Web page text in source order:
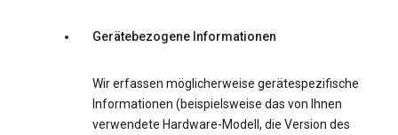
Gerätebezogene Informationen
Wir erfassen möglicherweise gerätespezifische
Informationen (beispielsweise das von Ihnen
verwendete Hardware-Modell, die Version des